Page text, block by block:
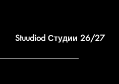
Stuudiod Студии 26/27